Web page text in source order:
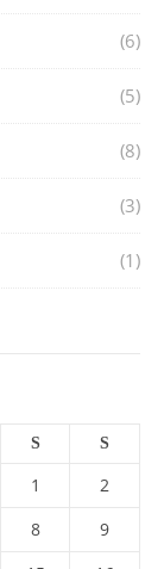
(6)
(5)
(8)
(3)
(1)
S S
1
2
8
9